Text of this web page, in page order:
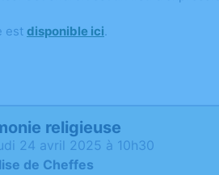
est disponible ici.
religieuse
24 avril 2025 à 10h30
de Cheffes